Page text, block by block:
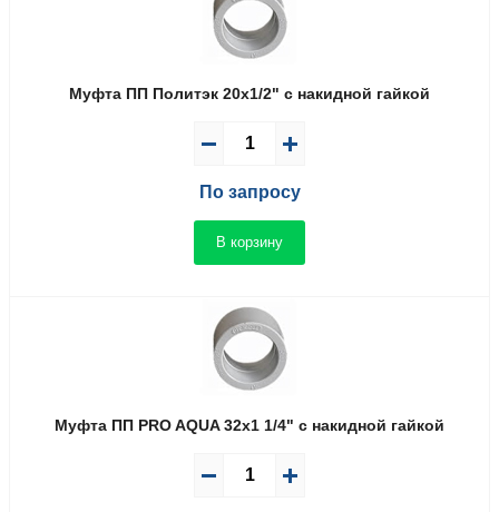
Муфта ПП Политэк 20x1/2" с накидной гайкой
По запросу
В корзину
Муфта ПП PRO AQUA 32x1 1/4" с накидной гайкой